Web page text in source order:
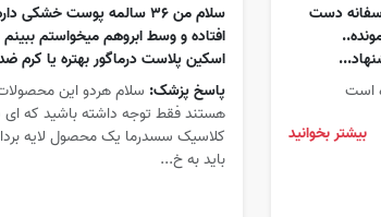
دست
است
بیشتر بخوانید
سلام من ۳۶ سالمه پوست
افتاده و وسط ابروهم میخواستم
اسکین پلاست درماگور بهتره یا
پاسخ پزشک: سلام هردو این
هستند فقط توجه داشته باشید که
کلاسیک سسدرما یک محصول لایه
باید به خ...